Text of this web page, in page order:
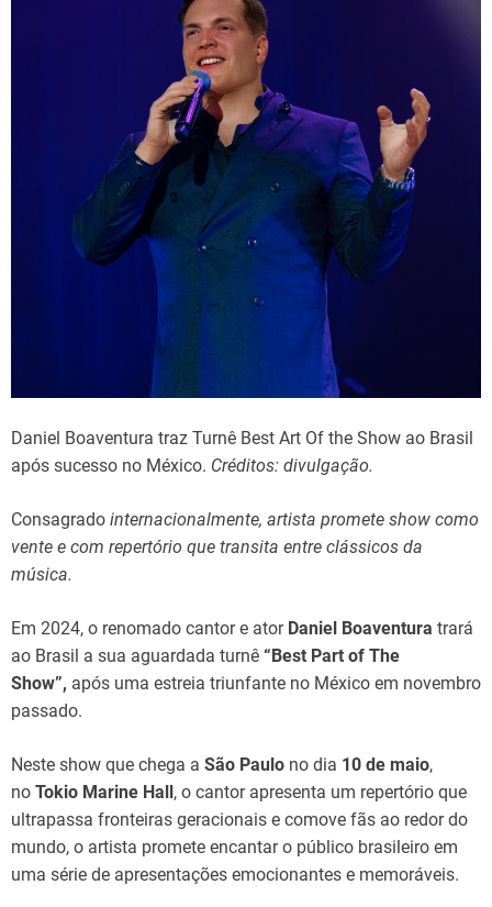
Daniel Boaventura traz Turnê Best Art Of the Show ao Brasil
após sucesso no México. Créditos: divulgação.
Consagrado internacionalmente, artista promete show como
vente e com repertório que transita entre clássicos da
música.
Em 2024, o renomado cantor e ator Daniel Boaventura trará
ao Brasil a sua aguardada turnê “Best Part of The
Show”, após uma estreia triunfante no México em novembro
passado.
Neste show que chega a São Paulo no dia 10 de maio,
no Tokio Marine Hall, o cantor apresenta um repertório que
ultrapassa fronteiras geracionais e comove fãs ao redor do
mundo, o artista promete encantar o público brasileiro em
uma série de apresentações emocionantes e memoráveis.